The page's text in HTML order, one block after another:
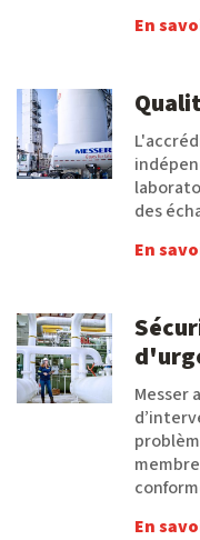
En
des
En
Messer
En